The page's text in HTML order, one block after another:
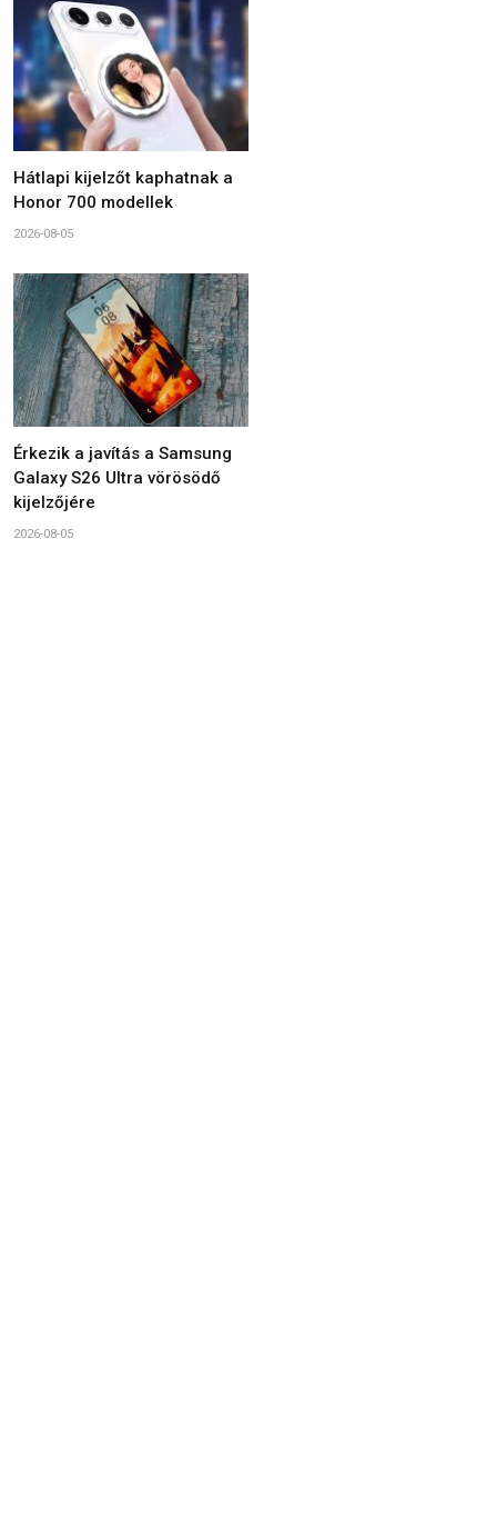
Hátlapi kijelzőt kaphatnak a
Honor 700 modellek
2026-08-05
Érkezik a javítás a Samsung
Galaxy S26 Ultra vörösödő
kijelzőjére
2026-08-05